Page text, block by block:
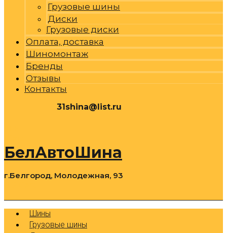
Грузовые шины
Диски
Грузовые диски
Оплата, доставка
Шиномонтаж
Бренды
Отзывы
Контакты
31shina@list.ru
БелАвтоШина
г.Белгород, Молодежная, 93
Шины
Грузовые шины